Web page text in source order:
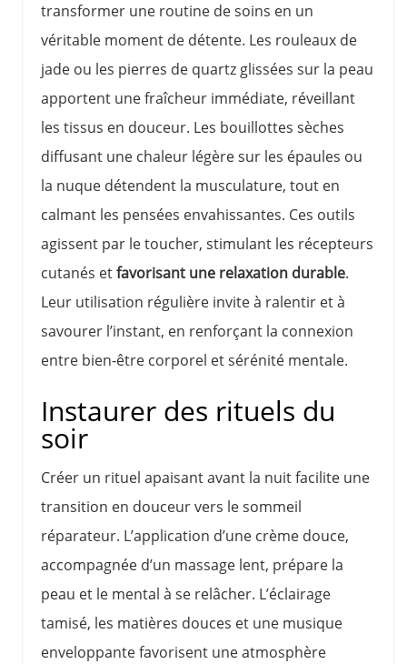
transformer une routine de soins en un
véritable moment de détente. Les rouleaux de
jade ou les pierres de quartz glissées sur la peau
apportent une fraîcheur immédiate, réveillant
les tissus en douceur. Les bouillottes sèches
diffusant une chaleur légère sur les épaules ou
la nuque détendent la musculature, tout en
calmant les pensées envahissantes. Ces outils
agissent par le toucher, stimulant les récepteurs
cutanés etfavorisant une relaxation durable.
Leur utilisation régulière invite à ralentir et à
savourer l’instant, en renforçant la connexion
entre bien-être corporel et sérénité mentale.
Instaurer des rituels du
soir
Créer un rituel apaisant avant la nuit facilite une
transition en douceur vers le sommeil
réparateur. L’application d’une crème douce,
accompagnée d’un massage lent, prépare la
peau et le mental à se relâcher. L’éclairage
tamisé, les matières douces et une musique
enveloppante favorisent une atmosphère